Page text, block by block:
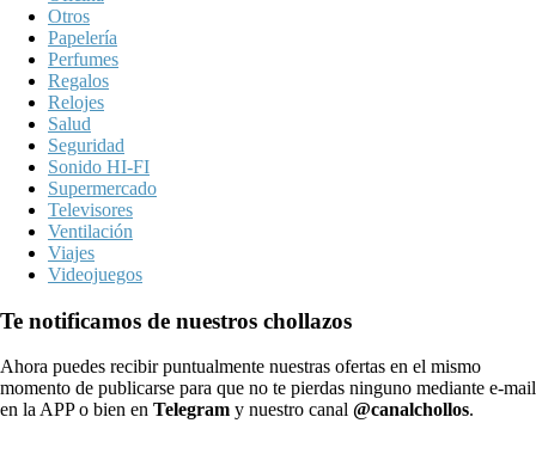
Otros
Papelería
Perfumes
Regalos
Relojes
Salud
Seguridad
Sonido HI-FI
Supermercado
Televisores
Ventilación
Viajes
Videojuegos
Te notificamos de nuestros chollazos
Ahora puedes recibir puntualmente nuestras ofertas en el mismo
momento de publicarse para que no te pierdas ninguno mediante e-mail
en la APP o bien en Telegram y nuestro canal @canalchollos.